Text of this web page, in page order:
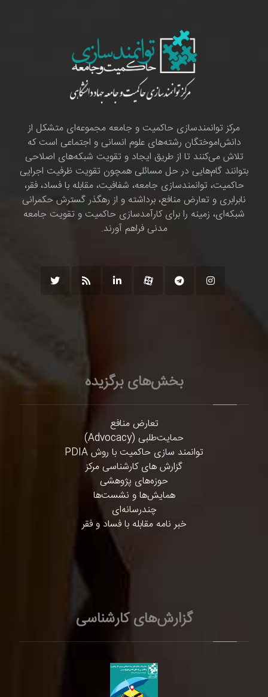
مرکز توانمندسازی حاکمیت و جامعه مجموعه‌ای متشکل از
دانش‌اموختگان رشته‌های علوم انسانی و اجتماعی است که
تلاش می‌کنند تا از طریق ایجاد و تقویت شبکه‌های اصلاحی
بتوانند گام‌هایی در حل مسائلی همچون تقویت ظرفیت اجرایی
حاکمیت، توانمندسازی جامعه، شفافیت، مقابله با فساد، فقر،
نابرابری و تعارض منافع، برداشته و از رهگذر گسترش حکمرانی
شبکه‌ای، زمینه را برای کارآمدسازی حاکمیت و تقویت جامعه
مدنی فراهم آورند.
بخش‌های برگزیده
تعارض منافع
حمایت‌طلبی (Advocacy)
توانمند سازی حاکمیت با روش PDIA
گزارش های کارشناسی مرکز
حوزه‌های پژوهشی
همایش‌ها و نشست‌ها
چندرسانه‌ای
خبر نامه مقابله با فساد و فقر
گزارش‌های کارشناسی